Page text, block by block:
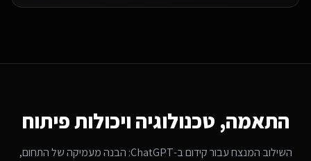
התאמה, טכנולוגיה ויכולות פיתוח
השילוב המנצח עבורקידום ב-ChatGPT
: הבנה מעמיקה של התחום,